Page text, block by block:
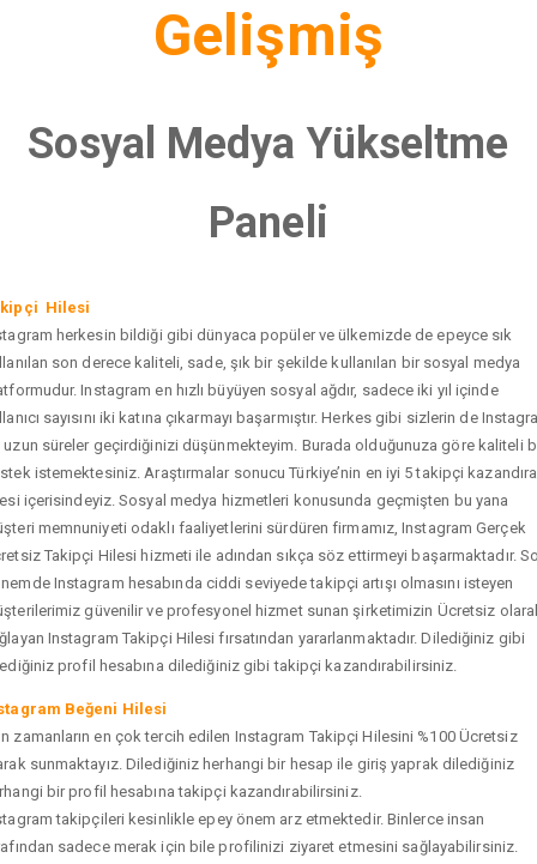
Gelişmiş
Sosyal Medya Yükseltme
Paneli
Hilesi
herkesin bildiği gibi dünyaca popüler ve ülkemizde de epeyce sık
son derece kaliteli, sade, şık bir şekilde kullanılan bir sosyal medya
Instagram en hızlı büyüyen sosyal ağdır, sadece iki yıl içinde
sayısını iki katına çıkarmayı başarmıştır. Herkes gibi sizlerin de
uzun süreler geçirdiğinizi düşünmekteyim. Burada olduğunuza göre kaliteli
istemektesiniz. Araştırmalar sonucu Türkiye’nin en iyi 5 takipçi
içerisindeyiz. Sosyal medya hizmetleri konusunda geçmişten bu yana
memnuniyeti odaklı faaliyetlerini sürdüren firmamız, Instagram Gerçek
Takipçi Hilesi hizmeti ile adından sıkça söz ettirmeyi başarmaktadır.
Instagram hesabında ciddi seviyede takipçi artışı olmasını isteyen
güvenilir ve profesyonel hizmet sunan şirketimizin Ücretsiz
Instagram Takipçi Hilesi fırsatından yararlanmaktadır. Dilediğiniz gibi
profil hesabına dilediğiniz gibi takipçi kazandırabilirsiniz.
Beğeni Hilesi
zamanların en çok tercih edilen Instagram Takipçi Hilesini %100 Ücretsiz
sunmaktayız. Dilediğiniz herhangi bir hesap ile giriş yaprak dilediğiniz
bir profil hesabına takipçi kazandırabilirsiniz.
takipçileri kesinlikle epey önem arz etmektedir. Binlerce insan
sadece merak için bile profilinizi ziyaret etmesini sağlayabilirsiniz.